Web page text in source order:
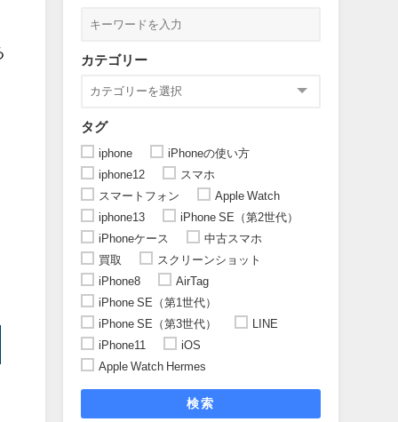
カテゴリー
タグ
iphone
iPhoneの使い方
iphone12
スマホ
スマートフォン
Apple Watch
iphone13
iPhone SE（第2世代）
iPhoneケース
中古スマホ
買取
スクリーンショット
iPhone8
AirTag
iPhone SE（第1世代）
iPhone SE（第3世代）
LINE
iPhone11
iOS
Apple Watch Hermes
検索